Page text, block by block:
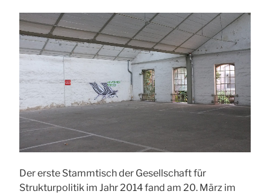
Der erste Stammtisch der Gesellschaft für
Strukturpolitik im Jahr 2014 fand am 20. März im